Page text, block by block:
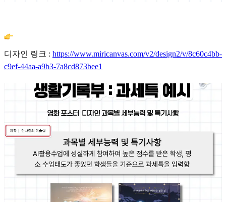
디자인 링크 : https://www.miricanvas.com/v2/design2/v/8c60c4bb-
c9ef-44aa-a9b3-7a8cd873bee1